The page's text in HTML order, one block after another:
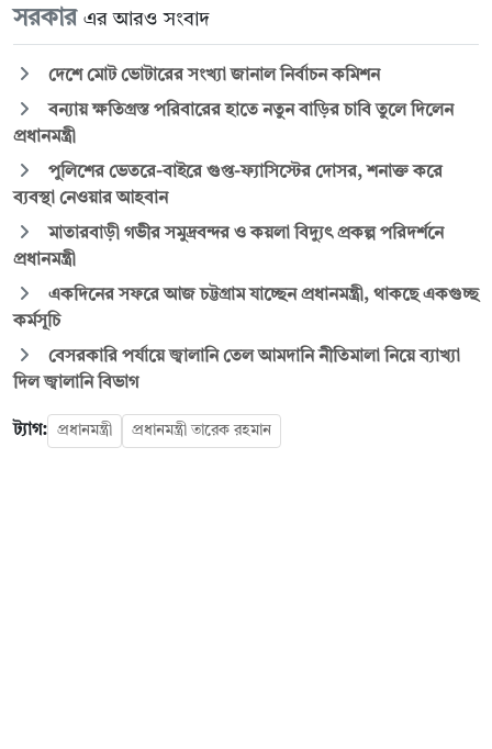
সরকার এর আরও সংবাদ
দেশে মোট ভোটারের সংখ্যা জানাল নির্বাচন কমিশন
বন্যায় ক্ষতিগ্রস্ত পরিবারের হাতে নতুন বাড়ির চাবি তুলে দিলেন
প্রধানমন্ত্রী
পুলিশের ভেতরে-বাইরে গুপ্ত-ফ্যাসিস্টের দোসর, শনাক্ত করে
ব্যবস্থা নেওয়ার আহবান
মাতারবাড়ী গভীর সমুদ্রবন্দর ও কয়লা বিদ্যুৎ প্রকল্প পরিদর্শনে
প্রধানমন্ত্রী
একদিনের সফরে আজ চট্টগ্রাম যাচ্ছেন প্রধানমন্ত্রী, থাকছে একগুচ্ছ
কর্মসূচি
বেসরকারি পর্যায়ে জ্বালানি তেল আমদানি নীতিমালা নিয়ে ব্যাখ্যা
দিল জ্বালানি বিভাগ
ট্যাগ: প্রধানমন্ত্রী প্রধানমন্ত্রী তারেক রহমান